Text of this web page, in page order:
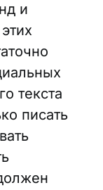
и
текста
писать